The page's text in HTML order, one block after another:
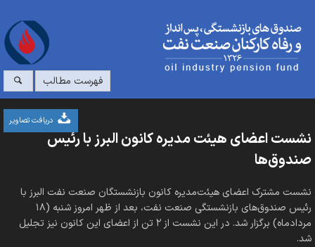
فهرست مطالب
دریافت تصاویر
نشست اعضای هیئت مدیره کانون البرز با رئیس
صندوق‌ها
نشست مشترک اعضای هیئت‌مدیره کانون بازنشستگان صنعت نفت البرز با
رئیس صندوق‌های بازنشستگی صنعت نفت، بعد از ظهر امروز شنبه (۱۸
مردادماه) برگزار شد. در این نشست از ۲ تن از اعضای این کانون نیز تجلیل
شد.